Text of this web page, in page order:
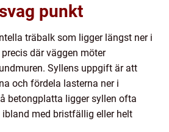
punkt
träbalk som ligger längst ner i
där väggen möter
Syllens uppgift är att
och fördela lasterna ner i
betongplatta ligger syllen ofta
med bristfällig eller helt